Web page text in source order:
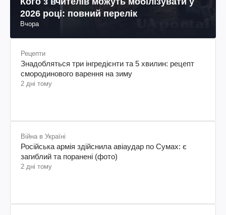
2026 році: повний перелік
Вчора
Рецепти
Знадобляться три інгредієнти та 5 хвилин: рецепт
смородинового варення на зиму
2 дні тому
Війна в Україні
Російська армія здійснила авіаудар по Сумах: є
загиблий та поранені (фото)
2 дні тому